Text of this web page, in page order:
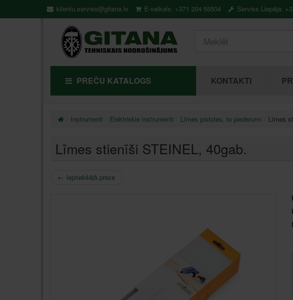
klientu.serviss@gitana.lv E-veikals: +371 204 55504 Serviss Liepāja:
PREČU KATALOGS KONTAKTI
Instrumenti Elektriskie instrumenti Līmes pistoles, to piederumi Līmes
Līmes stienīši STEINEL, 40gab.
← Iepriekšējā prece